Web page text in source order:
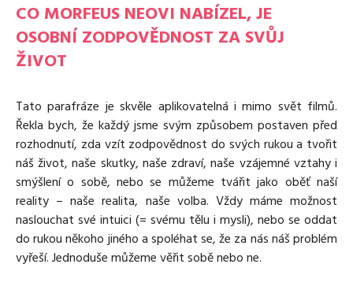
CO MORFEUS NEOVI NABÍZEL, JE
OSOBNÍ ZODPOVĚDNOST ZA SVŮJ
ŽIVOT
Tato parafráze je skvěle aplikovatelná i mimo svět filmů.
Řekla bych, že každý jsme svým způsobem postaven před
rozhodnutí, zda vzít zodpovědnost do svých rukou a tvořit
náš život, naše skutky, naše zdraví, naše vzájemné vztahy i
smýšlení o sobě, nebo se můžeme tvářit jako oběť naší
reality – naše realita, naše volba. Vždy máme možnost
naslouchat své intuici (= svému tělu i mysli), nebo se oddat
do rukou někoho jiného a spoléhat se, že za nás náš problém
vyřeší. Jednoduše můžeme věřit sobě nebo ne.